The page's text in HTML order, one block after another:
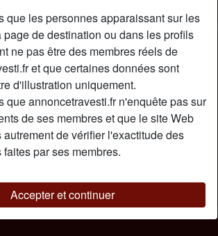
que les personnes apparaissant sur les
page de destination ou dans les profils
ne pas être des membres réels de
et que certaines données sont
d'illustration uniquement.
que annoncetravesti.fr n'enquête pas sur
de ses membres et que le site Web
autrement de vérifier l'exactitude des
par ses membres.
Accepter et continuer
vêtements et dessous féminins escarpin
à sucer et me faire sodomiser. J'aime
le sentir couler dans ma gorge recherche
H ttbm pour me faire crier sentir ses
à toute proposition.
Hétéro, Bisexuel(le)